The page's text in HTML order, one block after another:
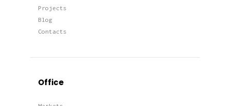
Projects
Blog
Contacts
Office